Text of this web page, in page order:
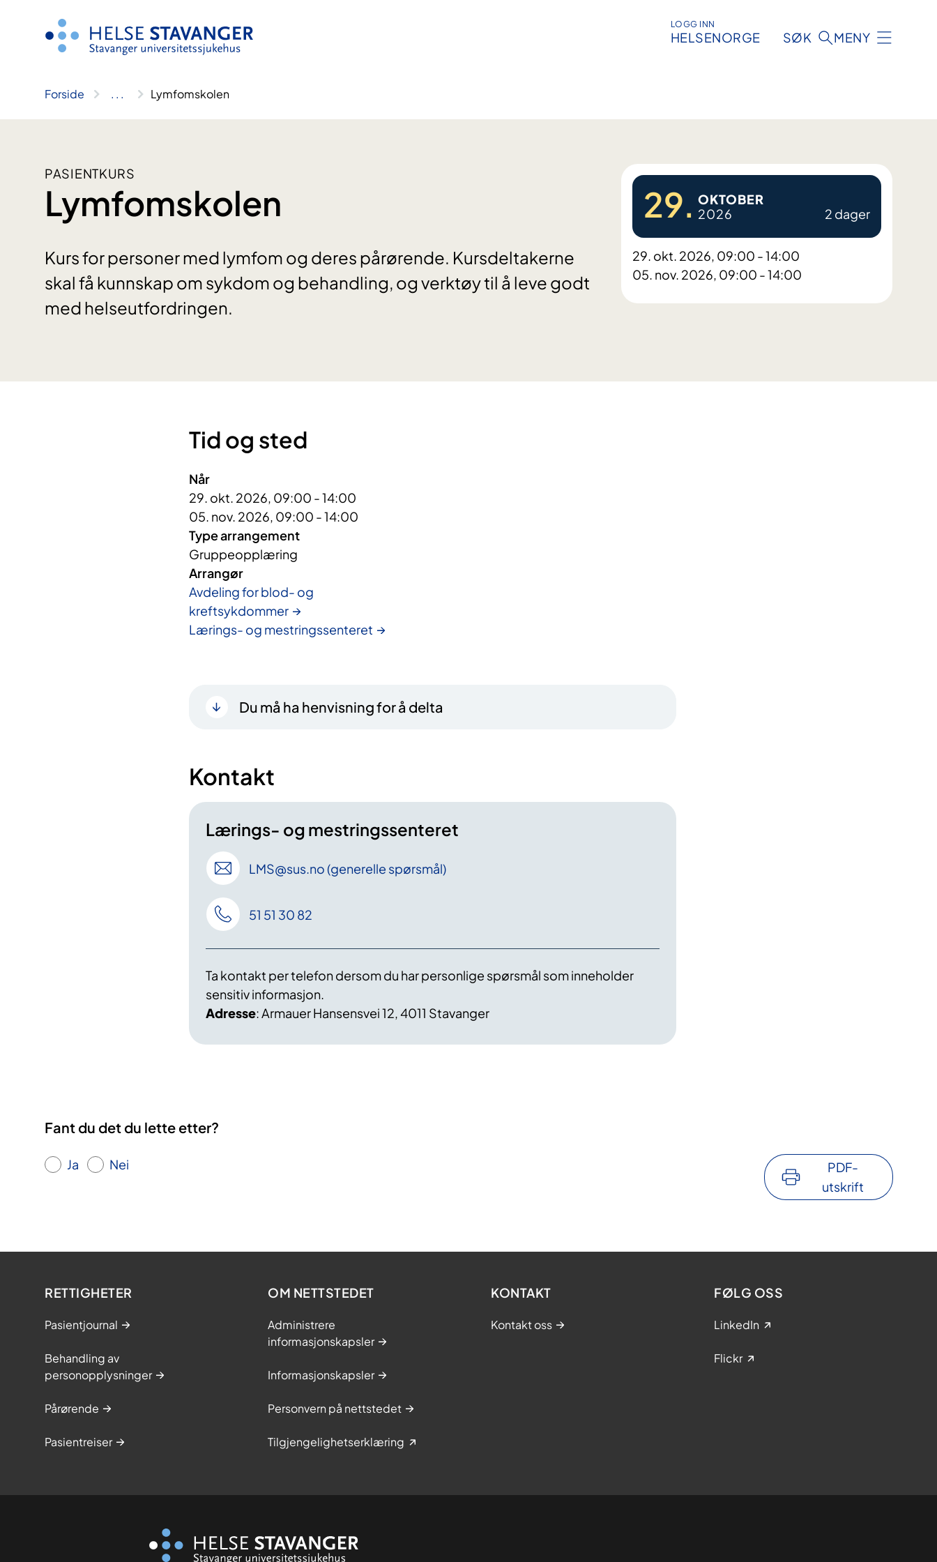
LOGG INN
HELSENORGE SØK MENY
Forside .. . Lymfomskolen
PASIENTKURS
Lymfomskolen
Kurs for personer med lymfom og deres pårørende. Kursdeltakerne
skal få kunnskap om sykdom og behandling, og verktøy til å leve godt
med helseutfordringen.
29. OKTOBER
2026
2 dager
29. okt. 2026, 09:00 - 14:00
05. nov. 2026, 09:00 - 14:00
Tid og sted
Når
29. okt. 2026, 09:00 - 14:00
05. nov. 2026, 09:00 - 14:00
Type arrangement
Gruppeopplæring
Arrangør
Avdeling for blod- og
kreftsykdommer
Lærings- og mestringssenteret
Du må ha henvisning for å delta
Kontakt
Lærings- og mestringssenteret
LMS@sus.no (generelle spørsmål)
51 51 30 82
Ta kontakt per telefon dersom du har personlige spørsmål som inneholder
sensitiv informasjon.
Adresse: Armauer Hansensvei 12, 4011 Stavanger
Fant du det du lette etter?
Ja Nei
PDF-
utskrift
RETTIGHETER
Pasientjournal
Behandling av
personopplysninger
Pårørende
Pasientreiser
OM NETTSTEDET
Administrere
informasjonskapsler
Informasjonskapsler
Personvern på nettstedet
Tilgjengelighetserklæring
KONTAKT
Kontakt oss
FØLG OSS
LinkedIn
Flickr